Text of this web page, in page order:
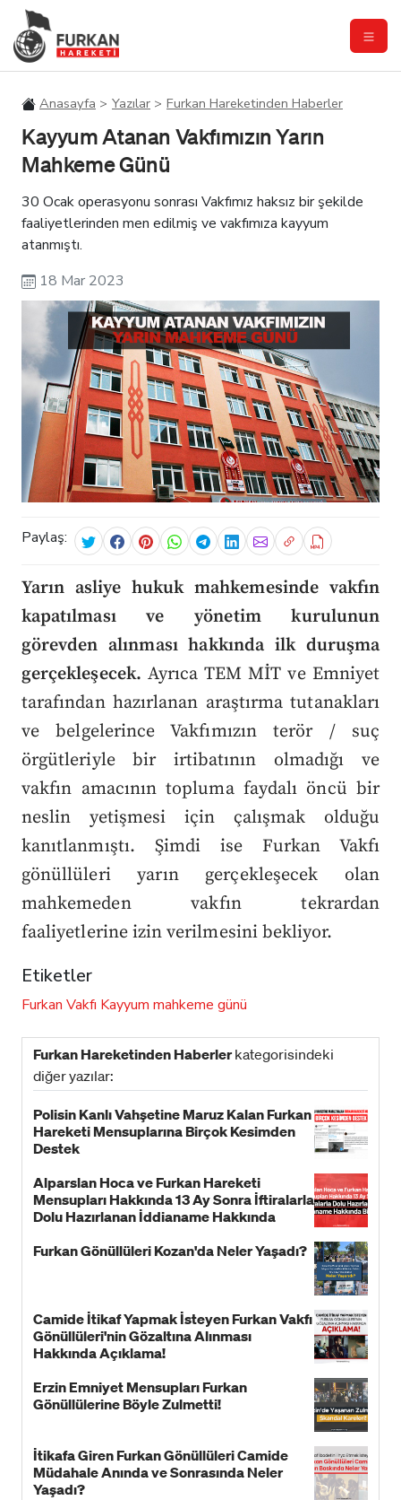
Anasayfa Yazılar Furkan Hareketinden Haberler
Kayyum Atanan Vakfımızın Yarın
Mahkeme Günü
30 Ocak operasyonu sonrası Vakfımız haksız bir şekilde
faaliyetlerinden men edilmiş ve vakfımıza kayyum
atanmıştı.
18 Mar 2023
Paylaş:
Yarın asliye hukuk mahkemesinde vakfın
kapatılması ve yönetim kurulunun
görevden alınması hakkında ilk duruşma
gerçekleşecek. Ayrıca TEM MİT ve Emniyet
tarafından hazırlanan araştırma tutanakları
ve belgelerince Vakfımızın terör / suç
örgütleriyle bir irtibatının olmadığı ve
vakfın amacının topluma faydalı öncü bir
neslin yetişmesi için çalışmak olduğu
kanıtlanmıştı. Şimdi ise Furkan Vakfı
gönüllüleri yarın gerçekleşecek olan
mahkemeden vakfın tekrardan
faaliyetlerine izin verilmesini bekliyor.
Etiketler
Furkan Vakfı Kayyum mahkeme günü
Furkan Hareketinden Haberlerkategorisindeki
diğer yazılar:
Polisin Kanlı Vahşetine Maruz Kalan Furkan
Hareketi Mensuplarına Birçok Kesimden
Destek
Alparslan Hoca ve Furkan Hareketi
Mensupları Hakkında 13 Ay Sonra İftiralarla
Dolu Hazırlanan İddianame Hakkında
Furkan Gönüllüleri Kozan'da Neler Yaşadı?
Camide İtikaf Yapmak İsteyen Furkan Vakfı
Gönüllüleri'nin Gözaltına Alınması
Hakkında Açıklama!
Erzin Emniyet Mensupları Furkan
Gönüllülerine Böyle Zulmetti!
İtikafa Giren Furkan Gönüllüleri Camide
Müdahale Anında ve Sonrasında Neler
Yaşadı?